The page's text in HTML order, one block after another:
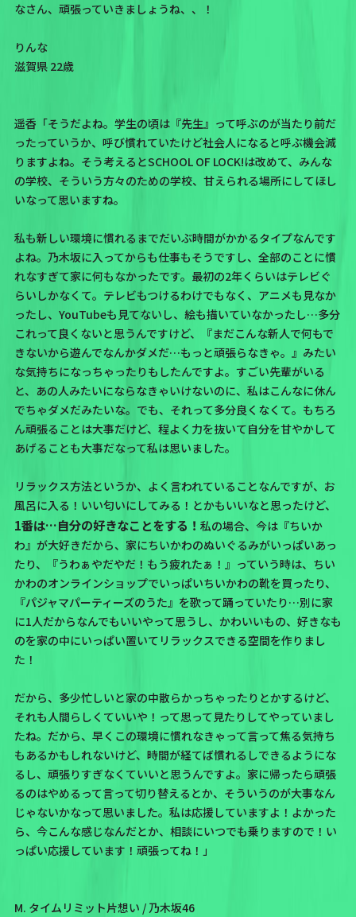
なさん、頑張っていきましょうね、、！
りんな
滋賀県 22歳
遥香「そうだよね。学生の頃は『先生』って呼ぶのが当たり前だ
ったっていうか、呼び慣れていたけど社会人になると呼ぶ機会減
りますよね。そう考えるとSCHOOL OF LOCK!は改めて、みんな
の学校、そういう方々のための学校、甘えられる場所にしてほし
いなって思いますね。
私も新しい環境に慣れるまでだいぶ時間がかかるタイプなんです
よね。乃木坂に入ってからも仕事もそうですし、全部のことに慣
れなすぎて家に何もなかったです。最初の2年くらいはテレビぐ
らいしかなくて。テレビもつけるわけでもなく、アニメも見なか
ったし、YouTubeも見てないし、絵も描いていなかったし…多分
これって良くないと思うんですけど、
『まだこんな新人で何もで
きないから遊んでなんかダメだ…もっと頑張らなきゃ。』みたい
な気持ちになっちゃったりもしたんですよ。 すごい先輩がいる
と、あの人みたいにならなきゃいけないのに、私はこんなに休ん
でちゃダメだみたいな。でも、それって多分良くなくて。 もちろ
ん頑張ることは大事だけど、程よく力を抜いて自分を甘やかして
あげることも大事だなって私は思いました。
リラックス方法というか、よく言われていることなんですが、お
風呂に入る！いい匂いにしてみる！とかもいいなと思ったけど、
1番は…自分の好きなことをする！ 私の場合、今は『ちいか
わ』が大好きだから、家にちいかわのぬいぐるみがいっぱいあっ
たり、
『うわぁやだやだ！もう疲れたぁ！』 っていう時は、 ちい
かわのオンラインショップでいっぱいちいかわの靴を買ったり、
『パジャマパーティーズのうた』を歌って踊っていたり…別に家
に1人だからなんでもいいやって思うし、かわいいもの、好きなも
のを家の中にいっぱい置いてリラックスできる空間を作りまし
た！
だから、多少忙しいと家の中散らかっちゃったりとかするけど、
それも人間らしくていいや！って思って見たりしてやっていまし
たね。だから、早くこの環境に慣れなきゃって言って焦る気持ち
もあるかもしれないけど、 時間が経てば慣れるしできるようにな
るし、頑張りすぎなくていいと思うんですよ。家に帰ったら頑張
るのはやめるって言って切り替えるとか、そういうのが大事なん
じゃないかなって思いました。 私は応援していますよ！よかった
ら、今こんな感じなんだとか、相談にいつでも乗りますので！い
っぱい応援しています！頑張ってね！」
M. タイムリミット片想い / 乃木坂46